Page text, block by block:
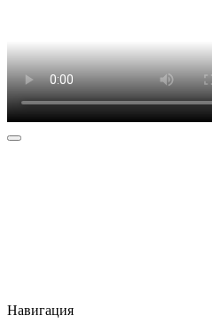
Навигация